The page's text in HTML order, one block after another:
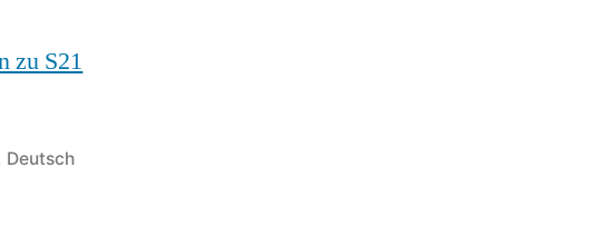
Alternativen
21
zu S21
Deutsch